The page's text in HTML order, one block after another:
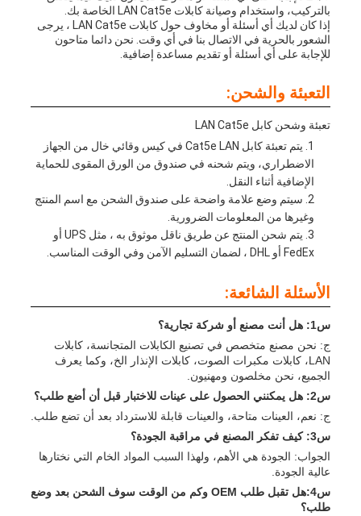
بالتركيب، واستخدام وصيانة كابلات LAN Cat5e الخاصة بك.
إذا كان لديك أي أسئلة أو مخاوف حول كابلات LAN Cat5e ، يرجى
الشعور بالحرية في الاتصال بنا في أي وقت. نحن دائما متاحون
للإجابة على أي أسئلة أو تقديم مساعدة إضافية.
التعبئة والشحن:
تعبئة وشحن كابل LAN Cat5e
يتم تعبئة كابل Cat5e LAN في كيس وقائي خال من الجهاز
الاضطراري، ويتم شحنه في صندوق من الورق المقوى للحماية
الإضافية أثناء النقل.
سيتم وضع علامة واضحة على صندوق الشحن مع اسم المنتج
وغيرها من المعلومات الضرورية.
يتم شحن المنتج عن طريق ناقل موثوق به ، مثل UPS أو
FedEx أو DHL ، لضمان التسليم الآمن وفي الوقت المناسب.
الأسئلة الشائعة:
س1: هل أنت مصنع أو شركة تجارية؟
ج: نحن مصنع متخصص في تصنيع الكابلات المتجانسة، كابلات
LAN، كابلات مكبرات الصوت، كابلات الإنذار الخ، وكما يعرف
الجميع، نحن مخلصون ومهنيون.
س2: هل يمكنني الحصول على عينات للاختبار قبل أن أضع طلب؟
ج: نعم، العينات متاحة، والعينات قابلة للاسترداد بعد أن تضع طلب.
س3: كيف تفكر المصنع في مراقبة الجودة؟
الجواب: الجودة هي الأهم، ولهذا السبب المواد الخام التي نختارها
عالية الجودة.
س4:هل تقبل طلب OEM وكم من الوقت سوف الشحن بعد وضع
طلب؟